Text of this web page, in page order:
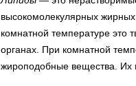
высокомолекулярных
комнатной температуре это
органах. При комнатной
жироподобные вещества. Их